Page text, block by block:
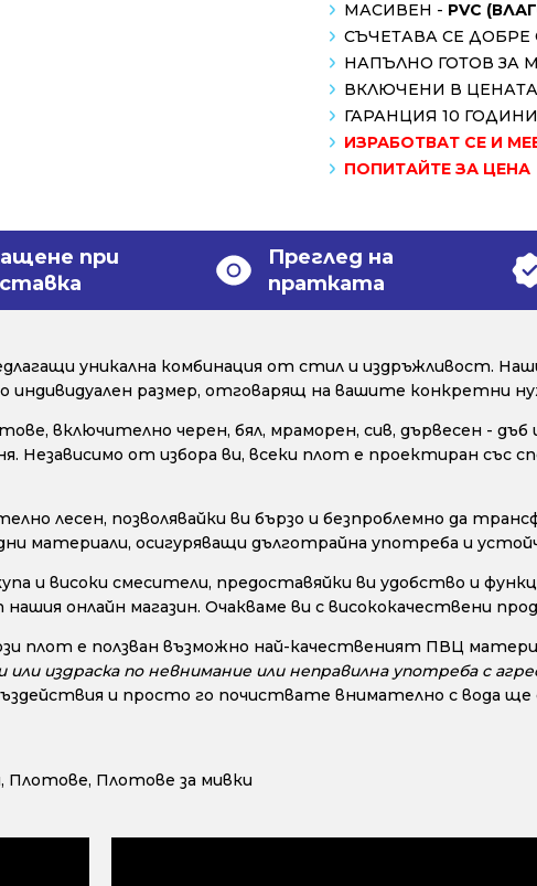
МАСИВЕН - PVC
СЪЧЕТАВА СЕ
НАПЪЛНО ГОТОВ ЗА
ВКЛЮЧЕНИ В
ГАРАНЦИЯ 10 ГОДИНИ
ИЗРАБОТВАТ СЕ И
ПОПИТАЙТЕ ЗА ЦЕНА
при
Преглед на
пратката
уникална комбинация от стил и издръжливост.
индивидуален размер, отговарящ на вашите конкретни
включително черен, бял, мраморен, сив, дървесен -
Независимо от избора ви, всеки плот е проектиран
лесен, позволявайки ви бързо и безпроблемно да
материали, осигуряващи дълготрайна употреба и
и високи смесители, предоставяйки ви удобство и
онлайн магазин. Очакваме ви с висококачествени
плот е ползван възможно най-качественият ПВЦ
издраска по невнимание или неправилна употреба с
и просто го почиствате внимателно с вода ще
, Плотове, Плотове за мивки